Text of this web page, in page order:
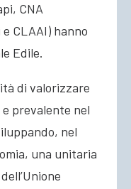
CNA
CLAAI) hanno
Edile.
di valorizzare
prevalente nel
nel
una unitaria